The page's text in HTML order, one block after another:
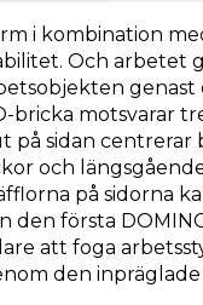
i kombination
Och arbetet
bricka motsvarar
på sidan
och
på sidorna
den första
att foga
den